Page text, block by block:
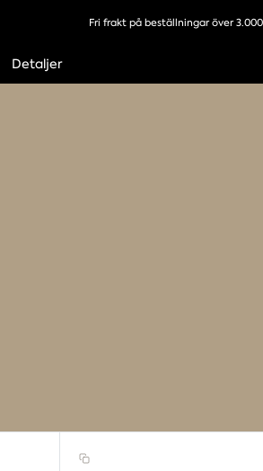
Fri frakt på beställningar över
Detaljer